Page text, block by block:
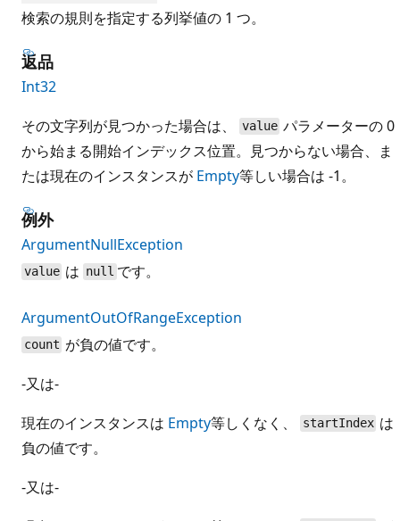
検索の規則を指定する列挙値の 1 つ。
返品
Int32
その文字列が見つかった場合は、
value パラメーターの 0
から始まる開始インデックス位置。見つからない場合、ま
たは現在のインスタンスが Empty等しい場合は -1。
例外
ArgumentNullException
value は null です。
ArgumentOutOfRangeException
count が負の値です。
-又は-
現在のインスタンスは Empty等しくなく、 startIndex は
負の値です。
-又は-